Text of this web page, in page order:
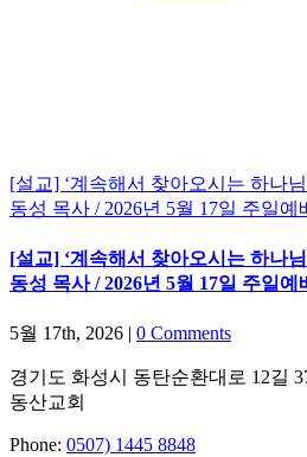
[설교] ‘계속해서 찾아오시는 하나
동성 목사 / 2026년 5월 17일 주일예
[설교] ‘계속해서 찾아오시는 하나
동성 목사 / 2026년 5월 17일 주일예
5월 17th, 2026 | 0 Comments
경기도 화성시 동탄순환대로 12길
동산교회
Phone: 0507) 1445 8848